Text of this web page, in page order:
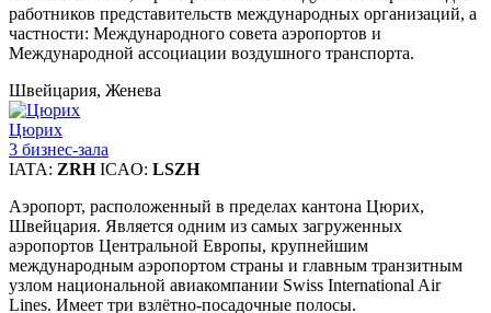
работников представительств международных организаций, а
частности: Международного совета аэропортов и
Международной ассоциации воздушного транспорта.
Швейцария, Женева
Цюрих
3 бизнес-зала
IATA: ZRHICAO: LSZH
Аэропорт, расположенный в пределах кантона Цюрих,
Швейцария. Является одним из самых загруженных
аэропортов Центральной Европы, крупнейшим
международным аэропортом страны и главным транзитным
узлом национальной авиакомпании Swiss International Air
Lines. Имеет три взлётно-посадочные полосы.